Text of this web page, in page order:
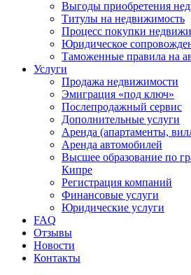
Выгоды приобретения
Титулы на недвижимость
Процесс покупки
Юридическое
Таможенные правила на
Услуги
Продажа недвижимости
Эмиграция «под ключ»
Послепродажный сервис
Дополнительные услуги
Аренда (апартаменты,
Аренда автомобилей
Высшее образование по
Кипре
Регистрация компаний
Финансовые услуги
Юридические услуги
FAQ
Отзывы
Новости
Контакты